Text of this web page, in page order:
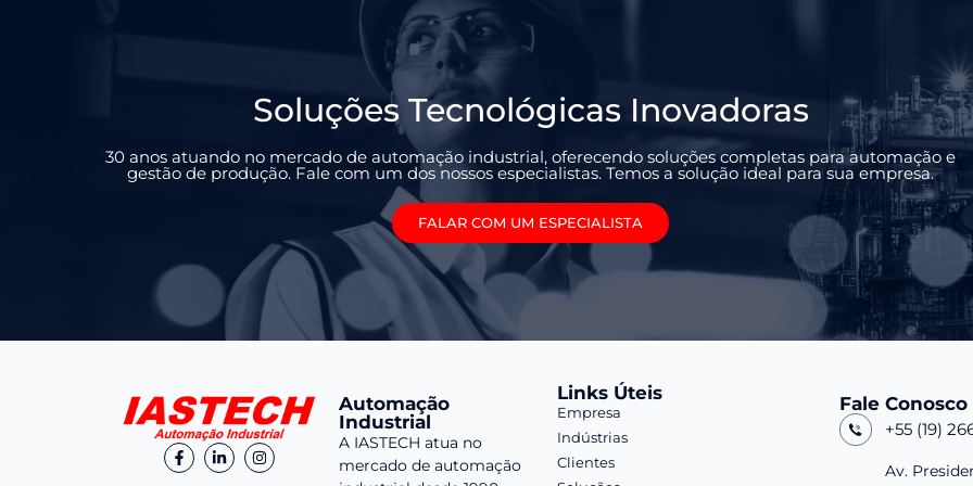
Soluções Tecnológicas Inovadoras
30 anos atuando no mercado de automação industrial, oferecendo soluções completas para automação e
gestão de produção. Fale com um dos nossos especialistas. Temos a solução ideal para sua empresa.
FALAR COM UM ESPECIALISTA
Automação
Industrial
A IASTECH atua no
mercado de automação
Links Úteis
Empresa
Indústrias
Clientes
Fale Conosco
+55 (19)
Av.